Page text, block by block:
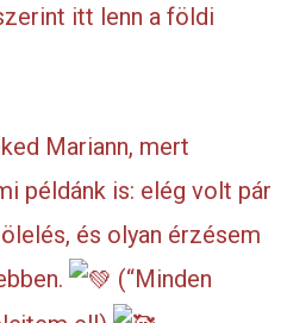
itt lenn a földi
Mariann, mert
példánk is: elég volt pár
és olyan érzésem
(“Minden